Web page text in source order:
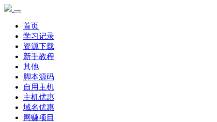
首页
学习记录
资源下载
新手教程
其他
脚本源码
自用主机
主机优惠
域名优惠
网赚项目